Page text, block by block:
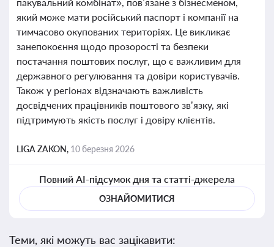
який може мати російський паспорт і компанії на
тимчасово окупованих територіях. Це викликає
занепокоєння щодо прозорості та безпеки
постачання поштових послуг, що є важливим для
державного регулювання та довіри користувачів.
Також у регіонах відзначають важливість
досвідчених працівників поштового зв’язку, які
підтримують якість послуг і довіру клієнтів.
LIGA ZAKON, 10 березня 2026
Повний AI-підсумок дня та статті-джерела
ОЗНАЙОМИТИСЯ
Теми, які можуть вас зацікавити: